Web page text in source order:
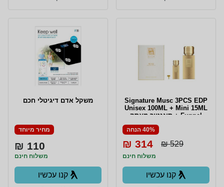
Signature Musc 3PCS EDP
Unisex 100ML + Mini 15ML
+ Funnel סיגנטור מאסק
מארז 3 חלקים אדפ יוניסקס
100 מ"ל + בושם מוקטן 15
40% הנחה
529 ₪
314 ₪
משלוח חינם
קנו עכשיו
משקל אדם דיגיטלי חכם
מחיר מיוחד
110 ₪
משלוח חינם
קנו עכשיו